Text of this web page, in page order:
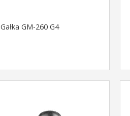
Gałka GM-260 G4